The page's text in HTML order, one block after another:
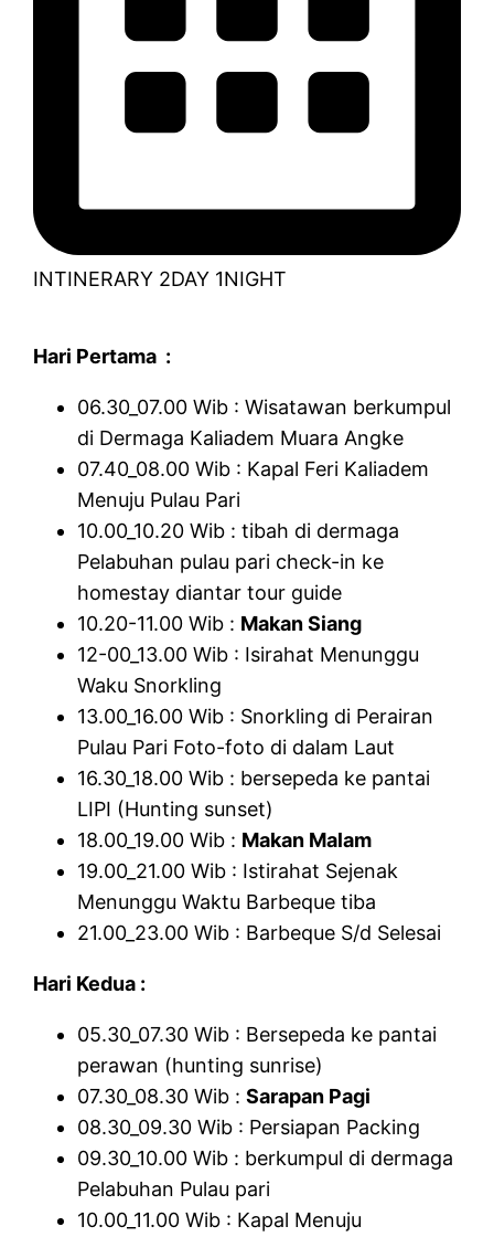
INTINERARY 2DAY 1NIGHT
Hari Pertama :
06.30_07.00 Wib : Wisatawan berkumpul
di Dermaga Kaliadem Muara Angke
07.40_08.00 Wib : Kapal Feri Kaliadem
Menuju Pulau Pari
10.00_10.20 Wib : tibah di dermaga
Pelabuhan pulau pari check-in ke
homestay diantar tour guide
10.20-11.00 Wib : Makan Siang
12-00_13.00 Wib : Isirahat Menunggu
Waku Snorkling
13.00_16.00 Wib : Snorkling di Perairan
Pulau Pari Foto-foto di dalam Laut
16.30_18.00 Wib : bersepeda ke pantai
LIPI (Hunting sunset)
18.00_19.00 Wib : Makan Malam
19.00_21.00 Wib : Istirahat Sejenak
Menunggu Waktu Barbeque tiba
21.00_23.00 Wib : Barbeque S/d Selesai
Hari Kedua :
05.30_07.30 Wib : Bersepeda ke pantai
perawan (hunting sunrise)
07.30_08.30 Wib :Sarapan Pagi
08.30_09.30 Wib : Persiapan Packing
09.30_10.00 Wib : berkumpul di dermaga
Pelabuhan Pulau pari
10.00_11.00 Wib : Kapal Menuju